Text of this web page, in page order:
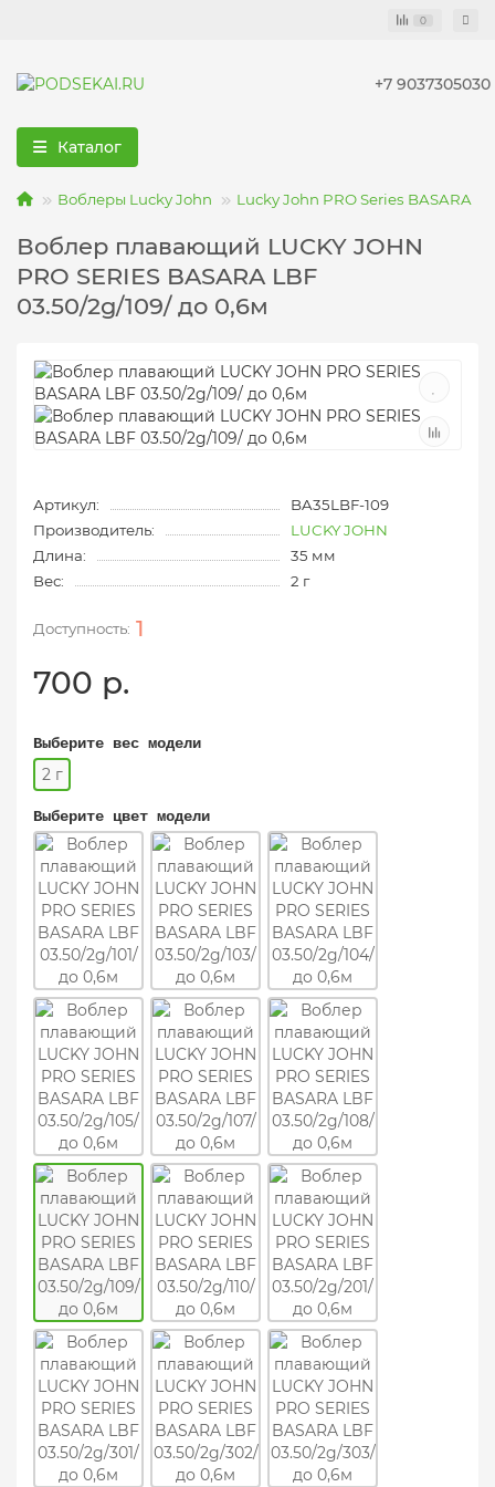
0
+7 9037305030
Каталог
Воблеры Lucky John Lucky John PRO Series BASARA
Воблер плавающий LUCKY JOHN
PRO SERIES BASARA LBF
03.50/2g/109/ до 0,6м
Артикул:
BA35LBF-109
Производитель:
LUCKY JOHN
Длина:
35 мм
Вес:
2 г
1
700 р.
Выберите вес модели
2 г
Выберите цвет модели